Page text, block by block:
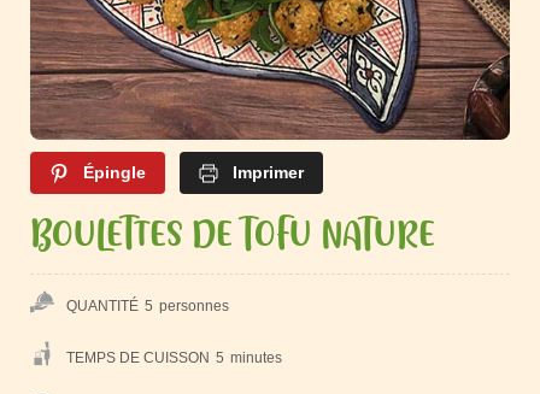
Épingle Imprimer
BOULETTES DE TOFU NATURE
QUANTITÉ 5 personnes
TEMPS DE CUISSON 5 minutes